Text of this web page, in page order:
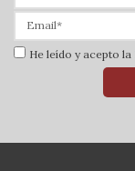
He leído y acepto la